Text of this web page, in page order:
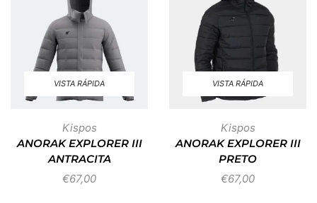
VISTA RÁPIDA
Kispos
ANORAK EXPLORER III
ANTRACITA
€67,00
VISTA RÁPIDA
Kispos
ANORAK EXPLORER III
PRETO
€67,00